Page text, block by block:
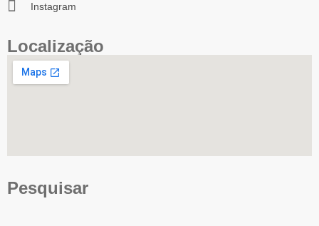
Instagram
Localização
Pesquisar